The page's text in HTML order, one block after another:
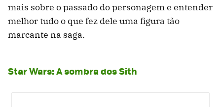
mais sobre o passado do personagem e entender
melhor tudo o que fez dele uma figura tão
marcante na saga.
Star Wars: A sombra dos Sith